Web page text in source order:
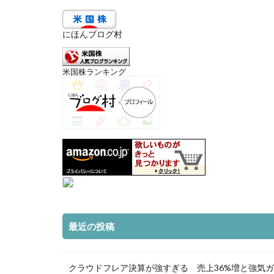
にほんブログ村
米国株ランキング
最近の投稿
クラウドフレア決算が強すぎる 売上36%増と強気